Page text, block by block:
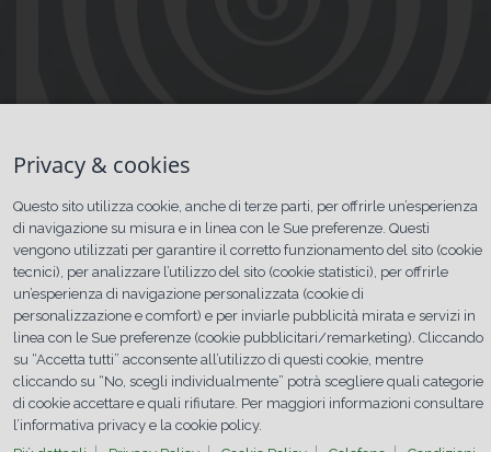
Contatta
l’officina
per
verificare
l’effettiva
assistenza
sul brand
desiderato.
Cerca una officina inserendo il nome, la
Privacy & cookies
Questo sito utilizza cookie, anche di terze parti, per offrirle un’esperienza
di navigazione su misura e in linea con le Sue preferenze. Questi
vengono utilizzati per garantire il corretto funzionamento del sito (cookie
tecnici), per analizzare l’utilizzo del sito (cookie statistici), per offrirle
un’esperienza di navigazione personalizzata (cookie di
personalizzazione e comfort) e per inviarle pubblicità mirata e servizi in
linea con le Sue preferenze (cookie pubblicitari/remarketing). Cliccando
su “Accetta tutti” acconsente all’utilizzo di questi cookie, mentre
cliccando su “No, scegli individualmente” potrà scegliere quali categorie
di cookie accettare e quali rifiutare. Per maggiori informazioni consultare
l’informativa privacy e la cookie policy.